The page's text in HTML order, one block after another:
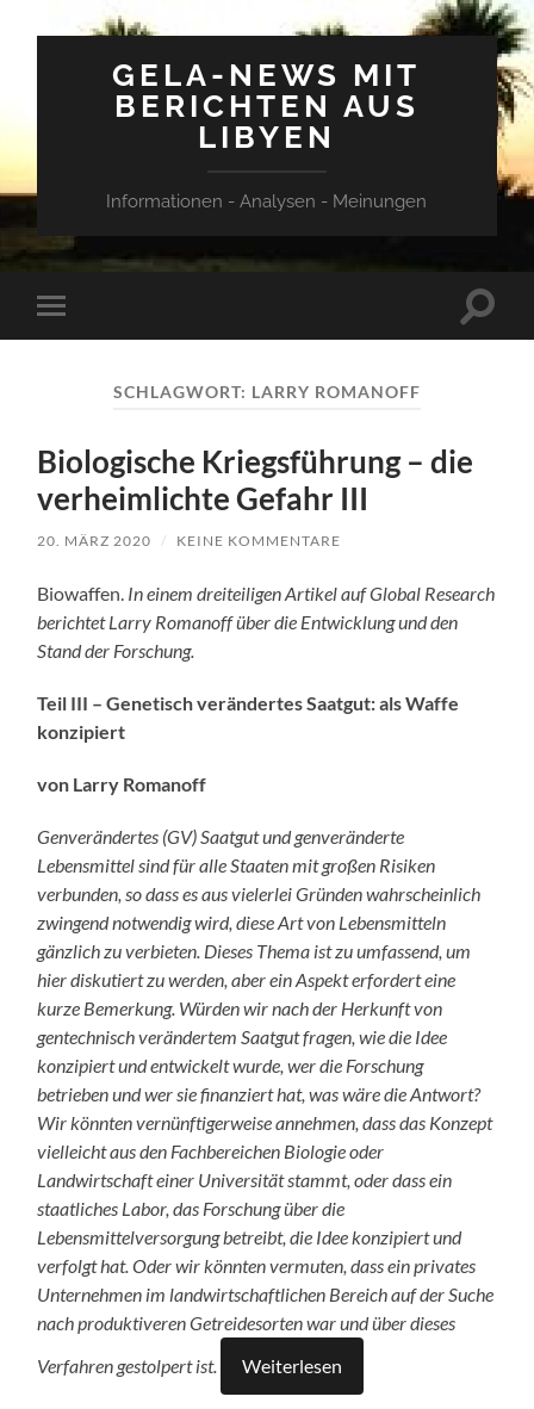
GELA-NEWS MIT
BERICHTEN AUS
LIBYEN
Informationen - Analysen - Meinungen
Mobile-
Menü
SCHLAGWORT: LARRY ROMANOFF
Biologische Kriegsführung – die
verheimlichte Gefahr III
20. MÄRZ 2020 / KEINE KOMMENTARE
Biowaffen. In einem dreiteiligen Artikel auf Global Research
berichtet Larry Romanoff über die Entwicklung und den
Stand der Forschung.
Teil III – Genetisch verändertes Saatgut: als Waffe
konzipiert
von Larry Romanoff
Genverändertes (GV) Saatgut und genveränderte
Lebensmittel sind für alle Staaten mit großen Risiken
verbunden, so dass es aus vielerlei Gründen wahrscheinlich
zwingend notwendig wird, diese Art von Lebensmitteln
gänzlich zu verbieten. Dieses Thema ist zu umfassend, um
hier diskutiert zu werden, aber ein Aspekt erfordert eine
kurze Bemerkung. Würden wir nach der Herkunft von
gentechnisch verändertem Saatgut fragen, wie die Idee
konzipiert und entwickelt wurde, wer die Forschung
betrieben und wer sie finanziert hat, was wäre die Antwort?
Wir könnten vernünftigerweise annehmen, dass das Konzept
vielleicht aus den Fachbereichen Biologie oder
Landwirtschaft einer Universität stammt, oder dass ein
staatliches Labor, das Forschung über die
Lebensmittelversorgung betreibt, die Idee konzipiert und
verfolgt hat. Oder wir könnten vermuten, dass ein privates
Unternehmen im landwirtschaftlichen Bereich auf der Suche
nach produktiveren Getreidesorten war und über dieses
Verfahren gestolpert ist.
Weiterlesen